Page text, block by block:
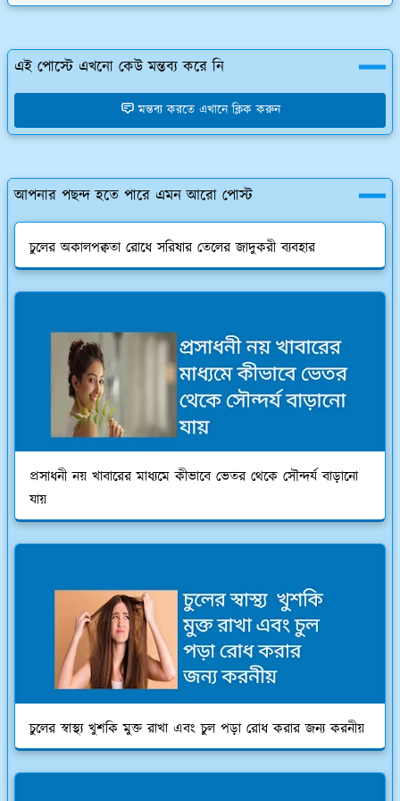
এই পোস্টে এখনো কেউ মন্তব্য করে নি
মন্তব্য করতে এখানে ক্লিক করুন
আপনার পছন্দ হতে পারে এমন আরো পোস্ট
চুলের অকালপক্বতা রোধে সরিষার তেলের জাদুকরী ব্যবহার
প্রসাধনী নয় খাবারের মাধ্যমে কীভাবে ভেতর থেকে সৌন্দর্য বাড়ানো
যায়
চুলের স্বাস্থ্য খুশকি মুক্ত রাখা এবং চুল পড়া রোধ করার জন্য করনীয়